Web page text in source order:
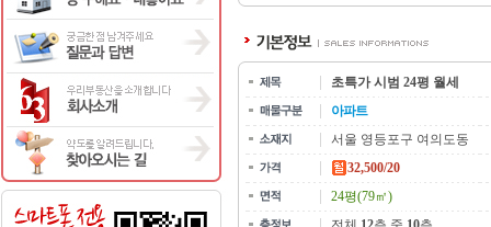
초특가 시범 24평 월세
아파트
서울 영등포구 여의도동
32,500/20
24평(79㎡)